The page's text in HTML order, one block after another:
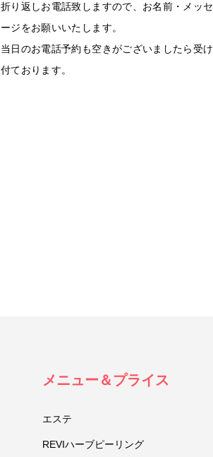
折り返しお電話致しますので、お名前・メッセ
ージをお願いいたします。
当日のお電話予約も空きがございましたら受け
付ております。
メニュー＆プライス
エステ
REVIハーブピーリング